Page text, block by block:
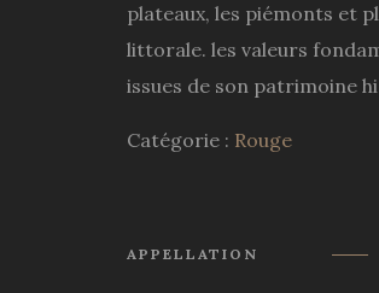
plateaux, les piémonts et
littorale. les valeurs
issues de son patrimoine
Catégorie : Rouge
APPELLATION